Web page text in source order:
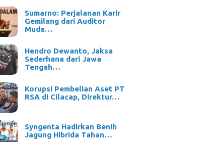
Sumarno: Perjalanan Karir
Gemilang dari Auditor
Muda…
Hendro Dewanto, Jaksa
Sederhana dari Jawa
Tengah…
Korupsi Pembelian Aset PT
RSA di Cilacap, Direktur…
Syngenta Hadirkan Benih
Jagung Hibrida Tahan…